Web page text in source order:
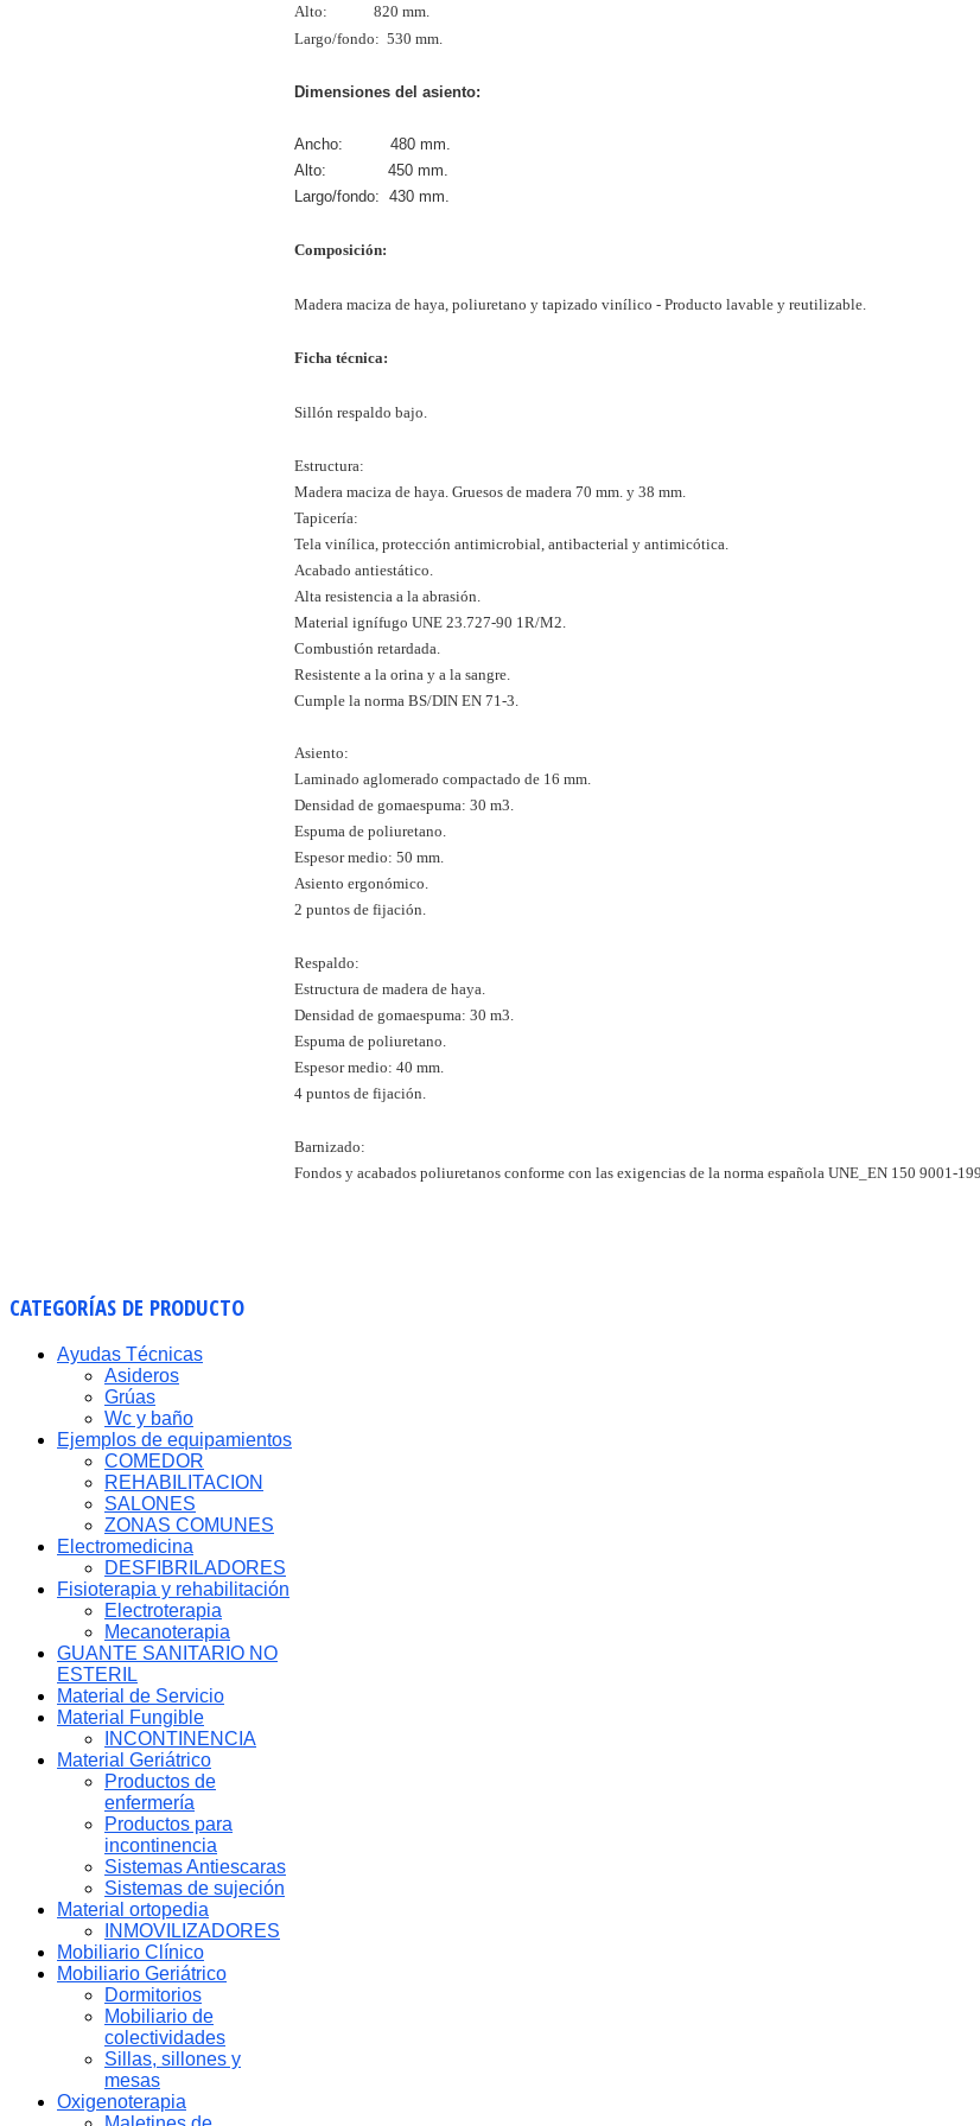
Alto: 820 mm.
Largo/fondo: 530 mm.
Dimensiones del asiento:
Ancho: 480 mm.
Alto: 450 mm.
Largo/fondo: 430 mm.
Composición:
Madera maciza de haya, poliuretano y tapizado vinílico - Producto lavable y reutilizable.
Ficha técnica:
Sillón respaldo bajo.
Estructura:
Madera maciza de haya. Gruesos de madera 70 mm. y 38 mm.
Tapicería:
Tela vinílica, protección antimicrobial, antibacterial y antimicótica.
Acabado antiestático.
Alta resistencia a la abrasión.
Material ignífugo UNE 23.727-90 1R/M2.
Combustión retardada.
Resistente a la orina y a la sangre.
Cumple la norma BS/DIN EN 71-3.
Asiento:
Laminado aglomerado compactado de 16 mm.
Densidad de gomaespuma: 30 m3.
Espuma de poliuretano.
Espesor medio: 50 mm.
Asiento ergonómico.
2 puntos de fijación.
Respaldo:
Estructura de madera de haya.
Densidad de gomaespuma: 30 m3.
Espuma de poliuretano.
Espesor medio: 40 mm.
4 puntos de fijación.
Barnizado:
Fondos y acabados poliuretanos conforme con las exigencias de la norma española UNE_EN 150 9001-
CATEGORÍAS DE PRODUCTO
Ayudas Técnicas
Asideros
Grúas
Wc y baño
Ejemplos de equipamientos
COMEDOR
REHABILITACION
SALONES
ZONAS COMUNES
Electromedicina
DESFIBRILADORES
Fisioterapia y rehabilitación
Electroterapia
Mecanoterapia
GUANTE SANITARIO NO
ESTERIL
Material de Servicio
Material Fungible
INCONTINENCIA
Material Geriátrico
Productos de
enfermería
Productos para
incontinencia
Sistemas Antiescaras
Sistemas de sujeción
Material ortopedia
INMOVILIZADORES
Mobiliario Clínico
Mobiliario Geriátrico
Dormitorios
Mobiliario de
colectividades
Sillas, sillones y
mesas
Oxigenoterapia